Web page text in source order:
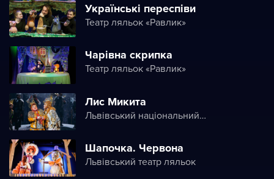
Українські переспіви
Театр ляльок «Равлик»
Чарівна скрипка
Театр ляльок «Равлик»
Лис Микита
Львівський національний академічний театр опери і балету ім. Соломії Крушельницької (Львівська національна опера)
Шапочка. Червона
Львівський театр ляльок